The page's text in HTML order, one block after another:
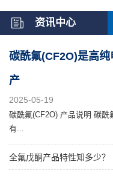
资讯中心
碳酰氟(CF2O)是高
产
2025-05-19
碳酰氟(CF2O) 产品说明 碳酰
有...
全氟戊酮产品特性知多少？